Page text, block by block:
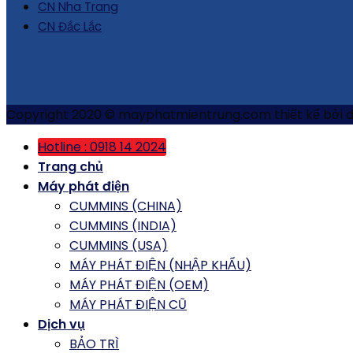
CN Nha Trang
CN Đắc Lắc
Copyright 2020 © mayphatmientrung.com thiết kế bởi
Hotline : 0918 14 2024
Trang chủ
Máy phát điện
CUMMINS (CHINA)
CUMMINS (INDIA)
CUMMINS (USA)
MÁY PHÁT ĐIỆN (NHẬP KHẨU)
MÁY PHÁT ĐIỆN (OEM)
MÁY PHÁT ĐIỆN CŨ
Dịch vụ
BẢO TRÌ